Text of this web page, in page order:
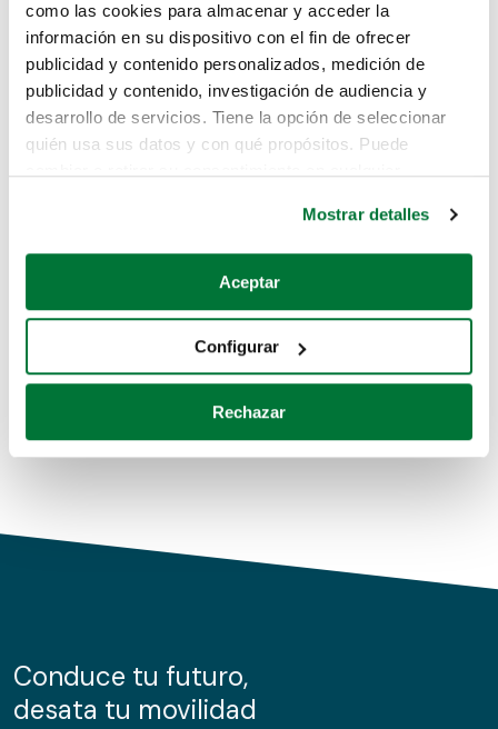
como las cookies para almacenar y acceder la
información en su dispositivo con el fin de ofrecer
publicidad y contenido personalizados, medición de
publicidad y contenido, investigación de audiencia y
desarrollo de servicios. Tiene la opción de seleccionar
quién usa sus datos y con qué propósitos. Puede
Si lo permite, también quisiéramos:
Recopilar información sobre su ubicación geográfica
Identificar su dispositivo analizándolo activamente
para buscar características específicas (huellas
Obtenga más información sobre cómo se procesan sus
de cookies.
información sobre el uso que haga del sitio web con
nuestros partners de redes sociales, publicidad y análisis
Mostrar detalles
Aceptar
Configurar
Rechazar
Lo sentimos, no sabemos como
te hemos traido hasta aquí.
Pero puedes encontrar el coche que estás
buscando en alguno de estos enlaces:
Coches de segunda mano
Coches de km0
Conduce tu futuro,
desata tu movilidad